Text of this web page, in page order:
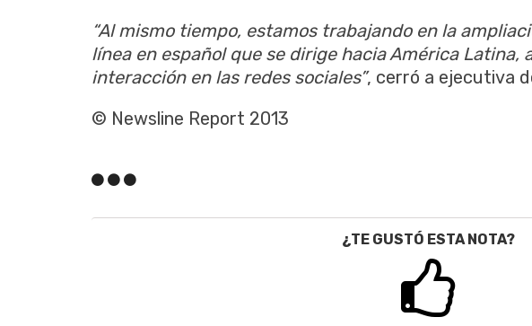
“Al mismo tiempo, estamos trabajando en la
línea en español que se dirige hacia América Latina,
interacción en las redes sociales”, cerró a ejecutiva
© Newsline Report 2013
¿TE GUSTÓ ESTA NOTA?